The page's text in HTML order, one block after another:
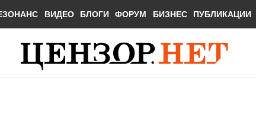
ВИДЕО БЛОГИ ФОРУМ БИЗНЕС ПУБЛИКАЦИИ